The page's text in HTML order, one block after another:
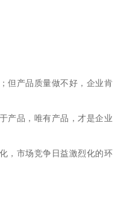
产品质量做不好，企业肯
品，唯有产品，才是企业
市场竞争日益激烈化的环